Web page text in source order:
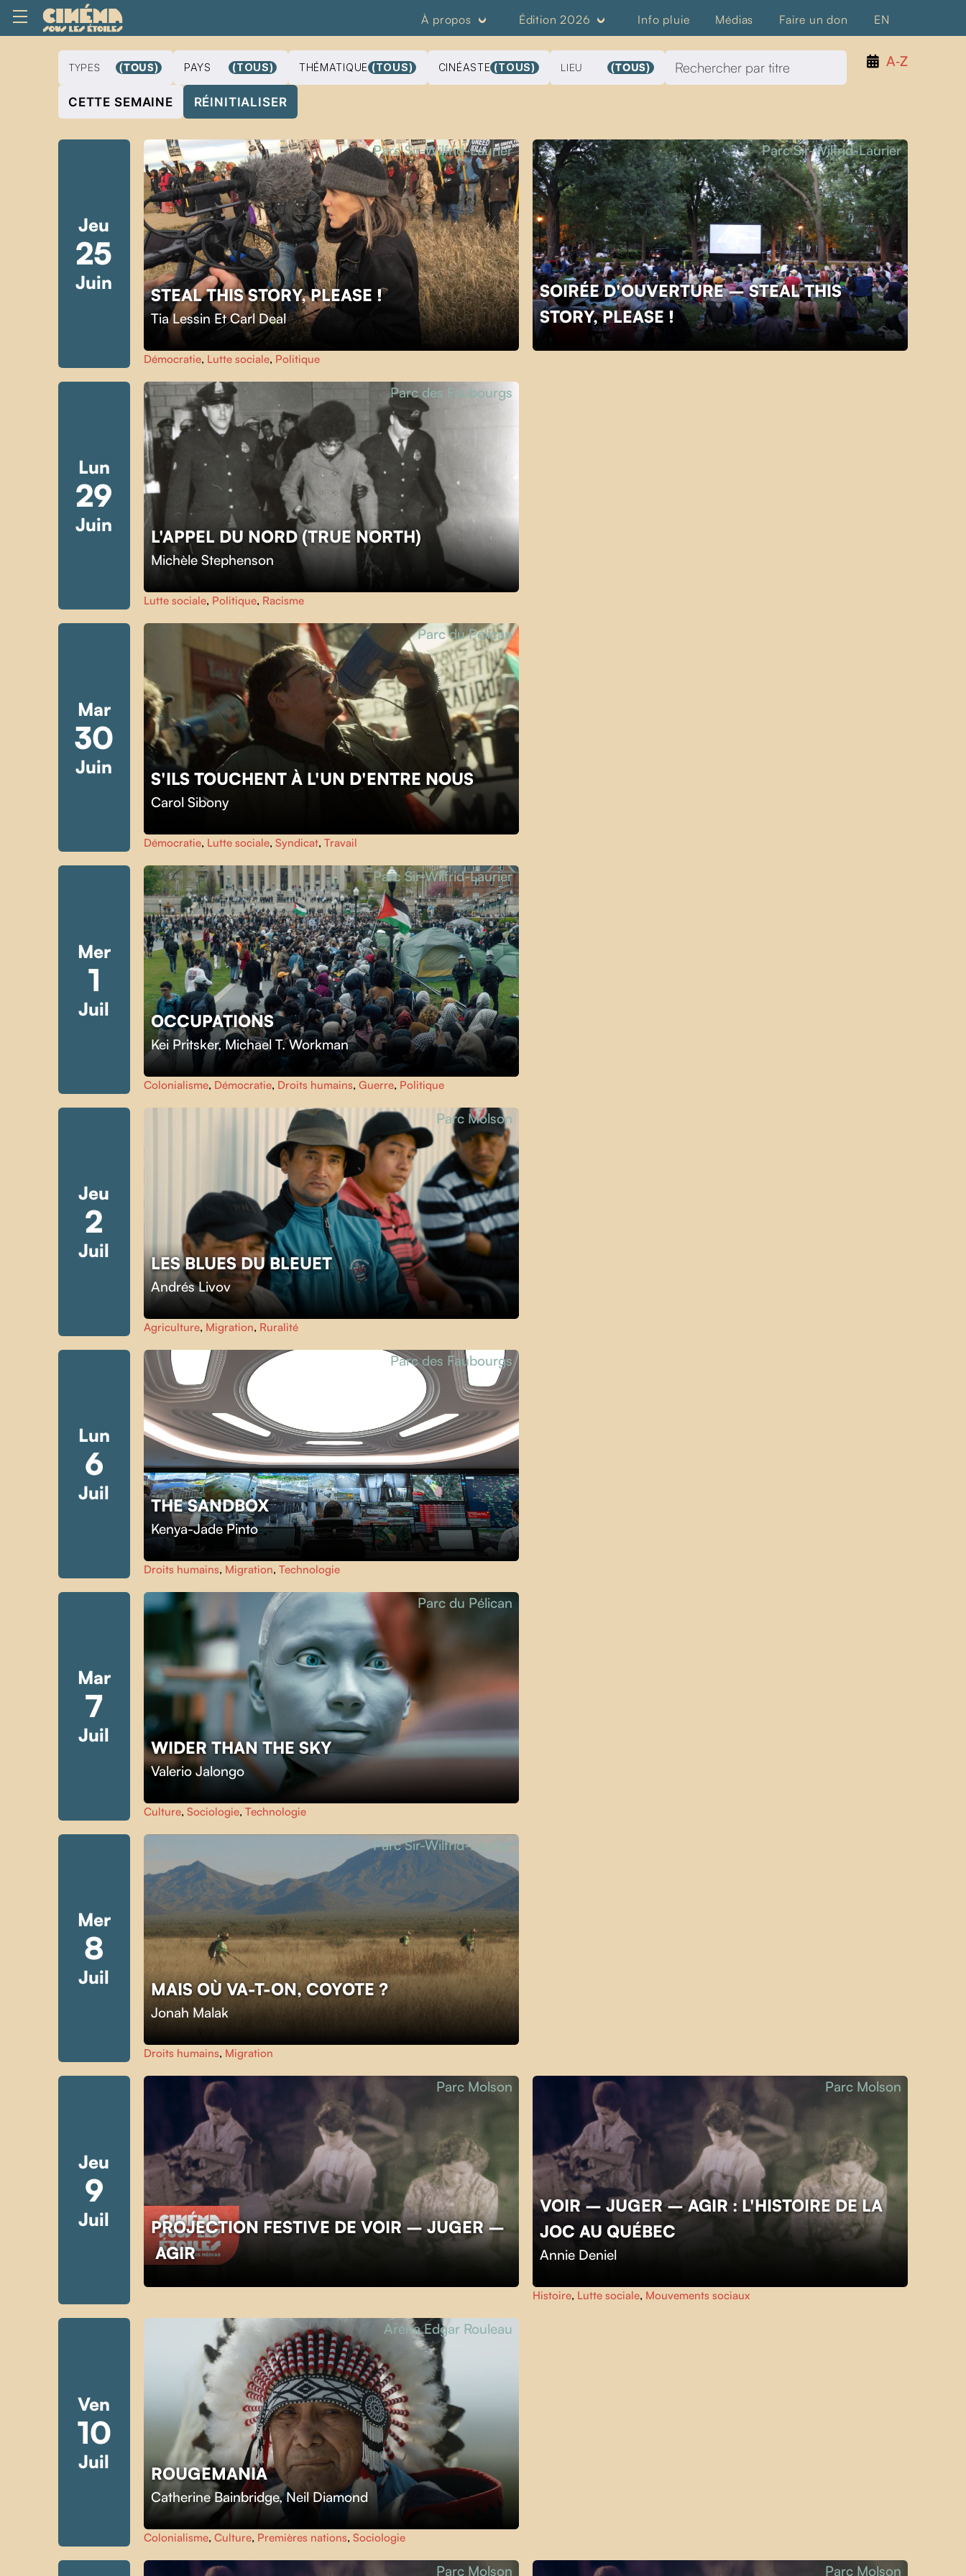
À propos Édition 2026 Info pluie Médias Faire un don EN
A‑Z
TYPES (TOUS) PAYS (TOUS) THÉMATIQUE (TOUS) CINÉASTE (TOUS) LIEU (TOUS)
CETTE SEMAINE RÉINITIALISER
Jeu
25
Juin
STEAL THIS STORY, PLEASE !
Tia Lessin Et Carl Deal
Parc Sir-Wilfrid-Laurier
Démocratie, Lutte sociale, Politique
SOIRÉE D'OUVERTURE – STEAL THIS
STORY, PLEASE !
Parc Sir-Wilfrid-Laurier
Lun
29
Juin
L'APPEL DU NORD (TRUE NORTH)
Michèle Stephenson
Parc des Faubourgs
Lutte sociale, Politique, Racisme
Mar
30
Juin
S'ILS TOUCHENT À L'UN D'ENTRE NOUS
Carol Sibony
Parc du Pélican
Démocratie, Lutte sociale, Syndicat, Travail
Mer
1
Juil
OCCUPATIONS
Kei Pritsker,Michael T. Workman
Parc Sir-Wilfrid-Laurier
Colonialisme, Démocratie, Droits humains, Guerre, Politique
Jeu
2
Juil
LES BLUES DU BLEUET
Andrés Livov
Parc Molson
Agriculture, Migration, Ruralité
Lun
6
Juil
THE SANDBOX
Kenya-Jade Pinto
Parc des Faubourgs
Droits humains, Migration, Technologie
Mar
7
Juil
WIDER THAN THE SKY
Valerio Jalongo
Parc du Pélican
Culture, Sociologie, Technologie
Mer
8
Juil
MAIS OÙ VA-T-ON, COYOTE ?
Jonah Malak
Parc Sir-Wilfrid-Laurier
Droits humains, Migration
Jeu
9
Juil
PROJECTION FESTIVE DE VOIR – JUGER –
AGIR
Parc Molson
VOIR – JUGER – AGIR : L'HISTOIRE DE LA
JOC AU QUÉBEC
Annie Deniel
Parc Molson
Histoire, Lutte sociale, Mouvements sociaux
Ven
10
Juil
ROUGEMANIA
Catherine Bainbridge,Neil Diamond
Aréna Edgar Rouleau
Colonialisme, Culture, Premières nations, Sociologie
Parc Molson Parc Molson